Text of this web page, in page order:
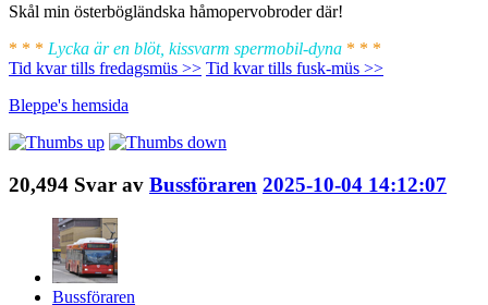
Skål min österbögländska håmopervobroder där!
* * * Lycka är en blöt, kissvarm spermobil-dyna * * *
Tid kvar tills fredagsmüs >> Tid kvar tills fusk-müs >>
Bleppe's hemsida
20,494 Svar av Bussföraren 2025-10-04 14:12:07
Bussföraren